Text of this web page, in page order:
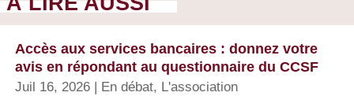
Accès aux services bancaires : donnez votre
avis en répondant au questionnaire du CCSF
Juil 16, 2026 En débat, L'association